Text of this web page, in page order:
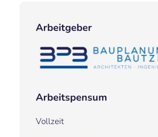
Arbeitgeber
Arbeitspensum
Vollzeit